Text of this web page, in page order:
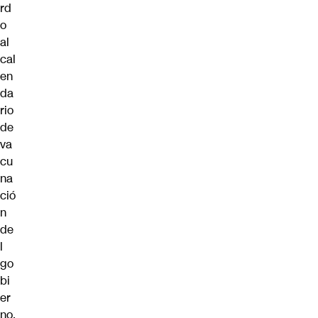
rd
o
al
cal
en
da
rio
de
va
cu
na
ció
n
de
l
go
bi
er
no,